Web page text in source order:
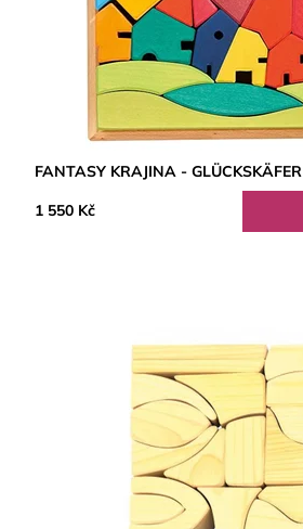
FANTASY KRAJINA - GLÜCKSKÄFER
1 550 Kč